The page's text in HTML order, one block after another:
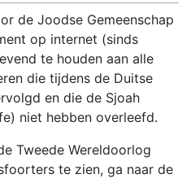
de Joodse Gemeenschap
op internet (sinds
te houden aan alle
die tijdens de Duitse
en die de Sjoah
niet hebben overleefd.
Tweede Wereldoorlog
te zien, ga naar de